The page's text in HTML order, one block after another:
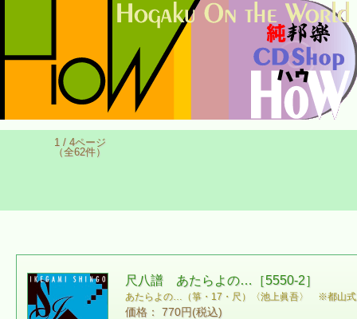
1 / 4ページ
（全62件）
尺八譜 あたらよの…［5550-2］
あたらよの…（箏・17・尺）〈池上眞吾〉 ※都山式
価格： 770円(税込)